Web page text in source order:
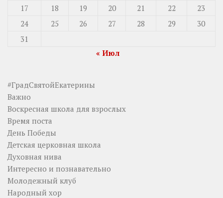
17
18 19 20 21 22
23
24
25 26 27 28 29
30
31
« Июл
#ГрадСвятойЕкатерины
Важно
Воскресная школа для взрослых
Время поста
День Победы
Детская церковная школа
Духовная нива
Интересно и познавательно
Молодежный клуб
Народный хор